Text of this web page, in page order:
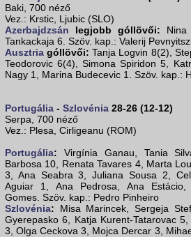
Baki, 700 néző
Vez.: Krstic, Ljubic (SLO)
Azerbajdzsán legjobb góllövői: Nina
Tankackaja 6. Szöv. kap.: Valerij
Ausztria góllövői: Tanja Logvin 8(2),
Teodorovic 6(4), Simona Spiridon 5,
Nagy 1, Marina Budecevic 1. Szöv. kap.:
Portugália - Szlovénia 28-26 (12-12)
Serpa, 700 néző
Vez.: Plesa, Cirligeanu (ROM)
Portugália: Virgínia Ganau, Tania
Barbosa 10, Renata Tavares 4, Marta
3, Ana Seabra 3, Juliana Sousa 2,
Aguiar 1, Ana Pedrosa, Ana Estácio,
Gomes. Szöv. kap.: Pedro Pinheiro
Szlovénia: Misa Marincek, Sergeja
Gyerepasko 6, Katja Kurent-Tatarovac
3, Olga Ceckova 3, Mojca Dercar 3,